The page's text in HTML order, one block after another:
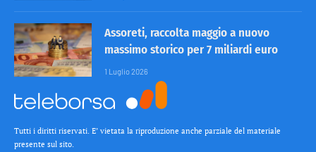
Assoreti, raccolta maggio a nuovo
massimo storico per 7 miliardi euro
1 Luglio 2026
Tutti i diritti riservati. E’ vietata la riproduzione anche parziale del materiale
presente sul sito.